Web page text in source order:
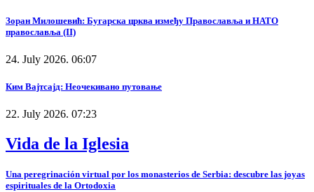
Зоран Милошевић: Бугарска црква између Православља и НАТО
православља (II)
24. July 2026. 06:07
Ким Вајтсајд: Неочекивано путовање
22. July 2026. 07:23
Vida de la Iglesia
Una peregrinación virtual por los monasterios de Serbia: descubre las joyas
espirituales de la Ortodoxia